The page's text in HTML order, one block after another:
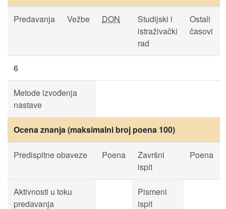
Predavanja Vežbe DON
Studijski i
istraživački
rad
Ostali
časovi
6
Metode izvođenja
nastave
Ocena znanja (maksimalni broj poena 100)
Predispitne obaveze Poena
Završni
ispit
Poena
Aktivnosti u toku
predavanja
Pismeni
ispit